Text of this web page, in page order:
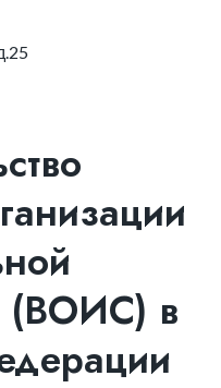
(ВОИС) в